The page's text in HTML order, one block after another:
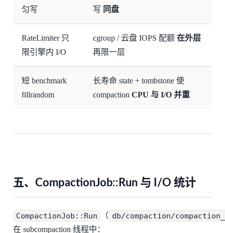
匀写 写 同盘
RateLimiter 只
限引擎内 I/O
cgroup / 云盘 IOPS 配额 在外层
再限一层
短 benchmark
fillrandom
长寿命 state + tombstone 使
compaction CPU 与 I/O 并重
五、CompactionJob::Run 与 I/O 统计
CompactionJob::Run （ db/compaction/
在 subcompaction 线程中：